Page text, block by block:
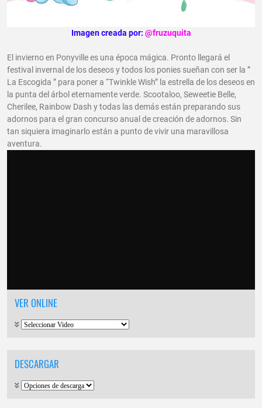
Imagen creada por: @fruzuquita
El invierno en Ponyville es una época mágica. Pronto llegará el
festival invernal de los deseos y todos los ponies sueñan con ser la ”
La Escogida ” para poner a “Twinkle Wish” la estrella de los deseos en
la punta del árbol eternamente verde. Scootaloo, Seweetie Belle,
Cherilee, Rainbow Dash y todas las demás están preparando sus
adornos para el gran concurso anual de creación de adornos. Sin
tan siquiera imaginarlo están a punto de vivir una maravillosa
aventura.
VER ONLINE
DESCARGAR